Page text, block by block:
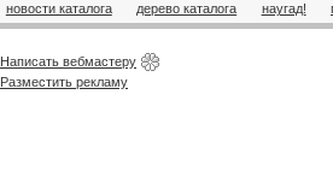
новости каталога дерево каталога наугад!
Написать вебмастеру
Разместить рекламу